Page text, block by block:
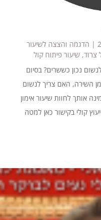
| הדגמה והצצה לשיעור
צרוד, שיעור פיתוח קול
נכון כששרים? בסיום
השירה, האם צריך לנשום
אותך לחוות שיעור אימון
קולי בקישור כאן למטה